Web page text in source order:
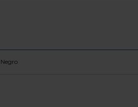
Negro